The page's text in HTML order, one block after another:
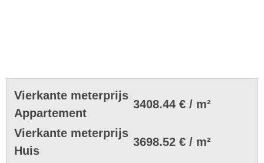
Vierkante meterprijs
Appartement
3408.44 € / m²
Vierkante meterprijs
Huis
3698.52 € / m²